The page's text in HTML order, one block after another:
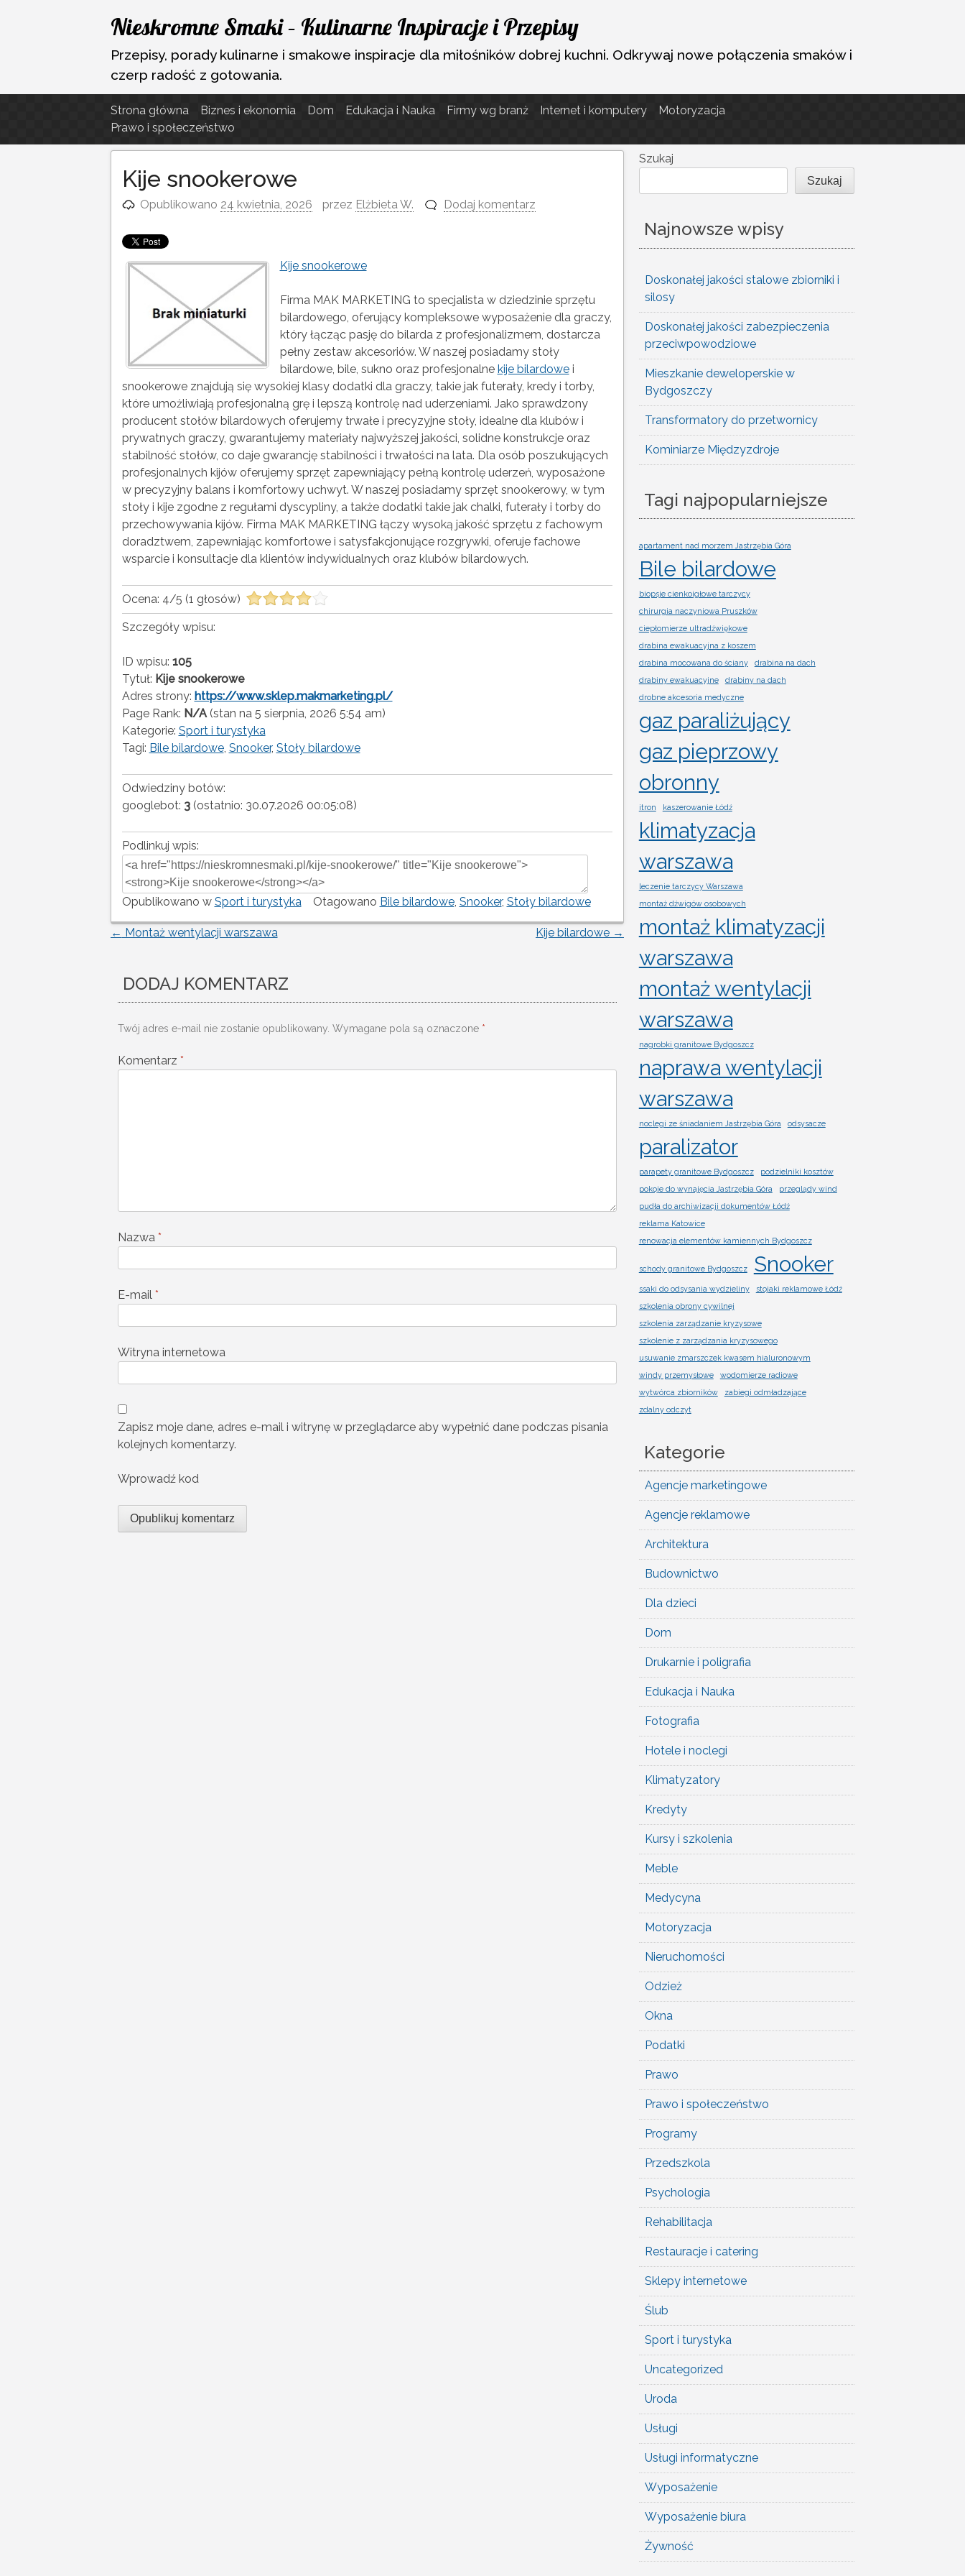
Przejdź
do
treści
Nieskromne Smaki – Kulinarne Inspiracje i Przepisy
Przepisy, porady kulinarne i smakowe inspiracje dla miłośników dobrej kuchni. Odkrywaj nowe połączenia smaków i
czerp radość z gotowania.
Strona główna Biznes i ekonomia Dom Edukacja i Nauka Firmy wg branż Internet i komputery
Motoryzacja
Prawo i społeczeństwo
Kije snookerowe
Opublikowano 24 kwietnia, 2026 przez Elżbieta W. Dodaj komentarz
Kije snookerowe
Firma MAK MARKETING to specjalista w dziedzinie sprzętu
bilardowego, oferujący kompleksowe wyposażenie dla graczy,
który łącząc pasję do bilarda z profesjonalizmem, dostarcza
pełny zestaw akcesoriów. W naszej posiadamy stoły
bilardowe, bile, sukno oraz profesjonalne kije bilardowei
snookerowe znajdują się wysokiej klasy dodatki dla graczy, takie jak futerały, kredy i torby,
które umożliwiają profesjonalną grę i lepszą kontrolę nad uderzeniami. Jako sprawdzony
producent stołów bilardowych oferujemy trwałe i precyzyjne stoły, idealne dla klubów i
prywatnych graczy, gwarantujemy materiały najwyższej jakości, solidne konstrukcje oraz
stabilność stołów, co daje gwarancję stabilności i trwałości na lata. Dla osób poszukujących
profesjonalnych kijów oferujemy sprzęt zapewniający pełną kontrolę uderzeń, wyposażone
w precyzyjny balans i komfortowy uchwyt. W naszej posiadamy sprzęt snookerowy, w tym
stoły i kije zgodne z regułami dyscypliny, a także dodatki takie jak chalki, futerały i torby do
przechowywania kijów. Firma MAK MARKETING łączy wysoką jakość sprzętu z fachowym
doradztwem, zapewniając komfortowe i satysfakcjonujące rozgrywki, oferuje fachowe
wsparcie i konsultacje dla klientów indywidualnych oraz klubów bilardowych.
Ocena: 4/5 (1 głosów)
Szczegóły wpisu:
ID wpisu: 105
Tytuł: Kije snookerowe
Adres strony: https://www.sklep.makmarketing.pl/
Page Rank: N/A(stan na 5 sierpnia, 2026 5:54 am)
Kategorie: Sport i turystyka
Tagi: Bile bilardowe, Snooker, Stoły bilardowe
Odwiedziny botów:
googlebot: 3(ostatnio: 30.07.2026 00:05:08)
Podlinkuj wpis:
Opublikowano w Sport i turystyka Otagowano Bile bilardowe, Snooker, Stoły bilardowe
Nawigacja
wpisu
← Montaż wentylacji warszawa Kije bilardowe →
DODAJ KOMENTARZ
Twój adres e-mail nie zostanie opublikowany. Wymagane pola są oznaczone *
Komentarz *
Nazwa *
E-mail *
Witryna internetowa
Zapisz moje dane, adres e-mail i witrynę w przeglądarce aby wypełnić dane podczas pisania
kolejnych komentarzy.
Wprowadź kod
Szukaj
Szukaj
Najnowsze wpisy
Doskonałej jakości stalowe zbiorniki i
silosy
Doskonałej jakości zabezpieczenia
przeciwpowodziowe
Mieszkanie deweloperskie w
Bydgoszczy
Transformatory do przetwornicy
Kominiarze Międzyzdroje
Tagi najpopularniejsze
apartament nad morzem Jastrzębia Góra
Bile bilardowe
biopsje cienkoigłowe tarczycy
chirurgia naczyniowa Pruszków
ciepłomierze ultradźwiękowe
drabina ewakuacyjna z koszem
drabina mocowana do ściany
drabina na dach
drabiny ewakuacyjne
drabiny na dach
drobne akcesoria medyczne
gaz paraliżujący
gaz pieprzowy
obronny
itron kaszerowanie Łódź
klimatyzacja
warszawa
leczenie tarczycy Warszawa
montaż dźwigów osobowych
montaż klimatyzacji
warszawa
montaż wentylacji
warszawa
nagrobki granitowe Bydgoszcz
naprawa wentylacji
warszawa
noclegi ze śniadaniem Jastrzębia Góra odsysacze
paralizator
parapety granitowe Bydgoszcz
podzielniki kosztów
pokoje do wynajęcia Jastrzębia Góra
przeglądy wind
pudła do archiwizacji dokumentów Łódź
reklama Katowice
renowacja elementów kamiennych Bydgoszcz
schody granitowe Bydgoszcz Snooker
ssaki do odsysania wydzieliny
stojaki reklamowe Łódź
szkolenia obrony cywilnej
szkolenia zarządzanie kryzysowe
szkolenie z zarządzania kryzysowego
usuwanie zmarszczek kwasem hialuronowym
windy przemysłowe
wodomierze radiowe
wytwórca zbiorników
zabiegi odmładzające
zdalny odczyt
Kategorie
Agencje marketingowe
Agencje reklamowe
Architektura
Budownictwo
Dla dzieci
Dom
Drukarnie i poligrafia
Edukacja i Nauka
Fotografia
Hotele i noclegi
Klimatyzatory
Kredyty
Kursy i szkolenia
Meble
Medycyna
Motoryzacja
Nieruchomości
Odzież
Okna
Podatki
Prawo
Prawo i społeczeństwo
Programy
Przedszkola
Psychologia
Rehabilitacja
Restauracje i catering
Sklepy internetowe
Ślub
Sport i turystyka
Uncategorized
Uroda
Usługi
Usługi informatyczne
Wyposażenie
Wyposażenie biura
Żywność